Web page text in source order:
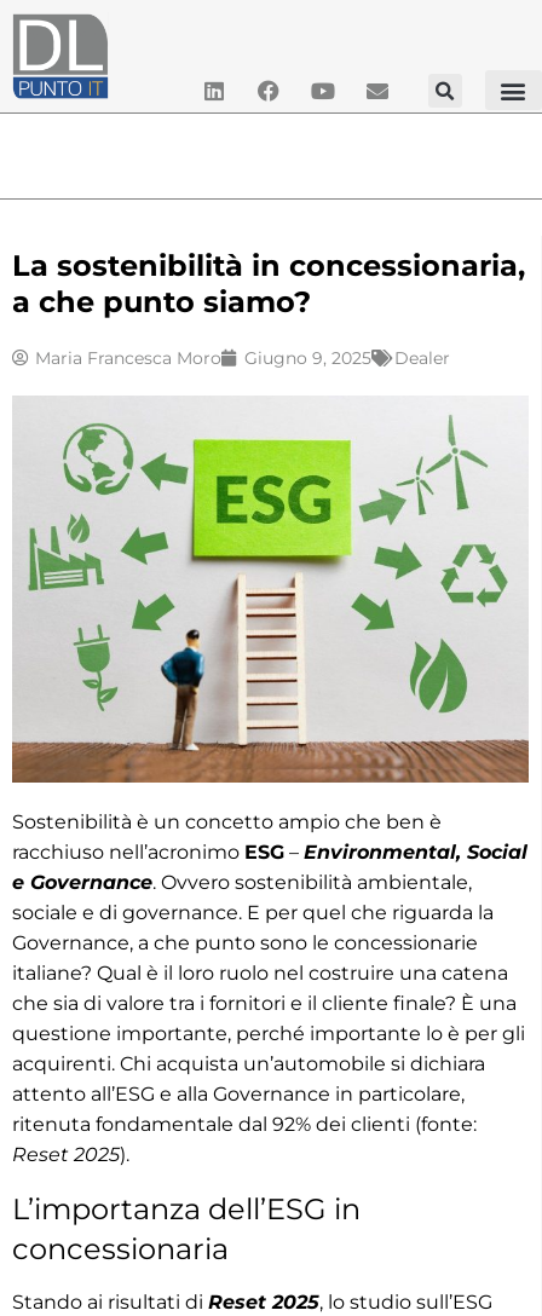
La sostenibilità in concessionaria,
a che punto siamo?
Maria Francesca Moro Giugno 9, 2025 Dealer
Sostenibilità è un concetto ampio che ben è
racchiuso nell’acronimo ESG – Environmental, Social
e Governance. Ovvero sostenibilità ambientale,
sociale e di governance. E per quel che riguarda la
Governance, a che punto sono le concessionarie
italiane? Qual è il loro ruolo nel costruire una catena
che sia di valore tra i fornitori e il cliente finale? È una
questione importante, perché importante lo è per gli
acquirenti. Chi acquista un’automobile si dichiara
attento all’ESG e alla Governance in particolare,
ritenuta fondamentale dal 92% dei clienti (fonte:
Reset 2025).
L’importanza dell’ESG in
concessionaria
Stando ai risultati di Reset 2025, lo studio sull’ESG